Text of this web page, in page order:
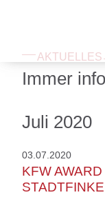
AKTUELLES
Immer
Juli 2020
03.07.2020
KFW